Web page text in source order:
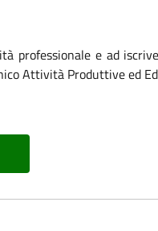
professionale e ad
Attività Produttive ed